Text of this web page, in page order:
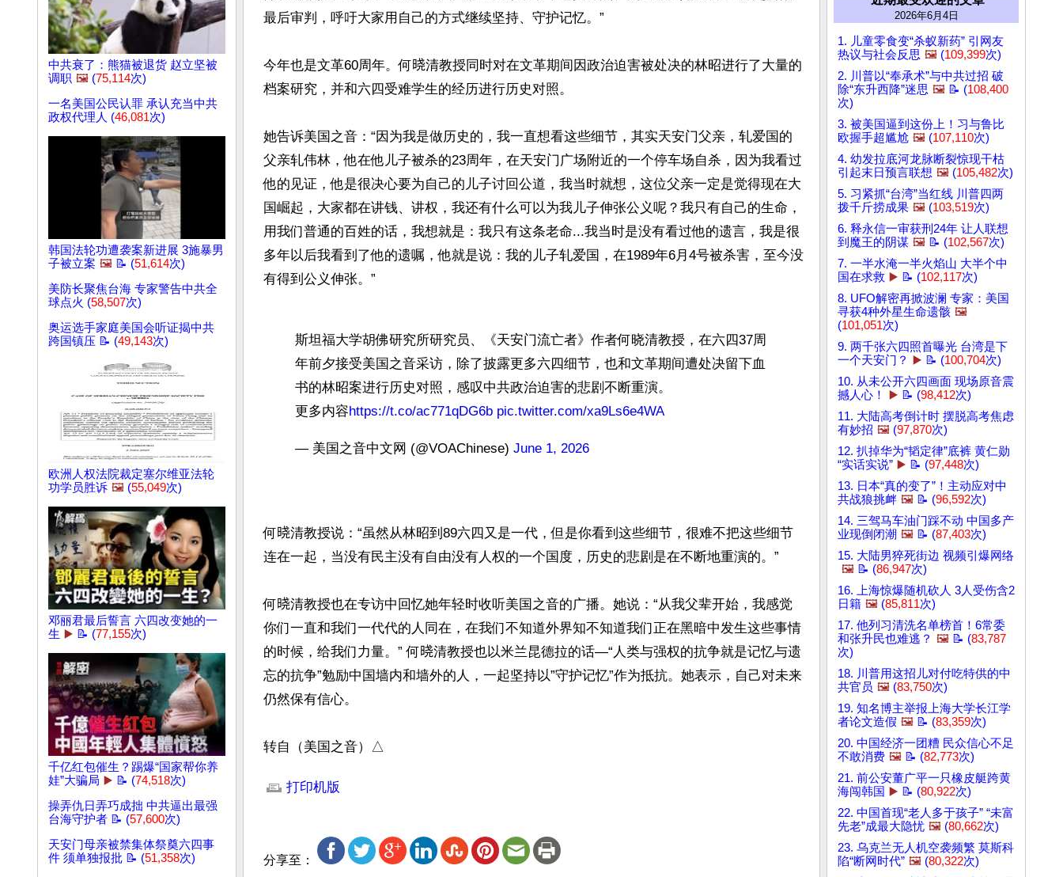
中共衰了：熊猫被退货 赵立坚被
调职 🖼️ (75,114次)
一名美国公民认罪 承认充当中共
政权代理人 (46,081次)
韩国法轮功遭袭案新进展 3施暴男
子被立案 🖼️ 📝 (51,614次)
美防长聚焦台海 专家警告中共全
球点火 (58,507次)
奥运选手家庭美国会听证揭中共
跨国镇压 📝 (49,143次)
欧洲人权法院裁定塞尔维亚法轮
功学员胜诉 🖼️ (55,049次)
邓丽君最后誓言 六四改变她的一
生 ▶️ 📝 (77,155次)
千亿红包催生？踢爆“国家帮你养
娃”大骗局 ▶️ 📝 (74,518次)
操弄仇日弄巧成拙 中共逼出最强
台海守护者 📝 (57,600次)
天安门母亲被禁集体祭奠六四事
件 须单独报批 📝 (51,358次)
最后审判，呼吁大家用自己的方式继续坚持、守护记忆。”
今年也是文革60周年。何𣇈清教授同时对在文革期间因政治迫害被处决的林昭进行了大量的
档案研究，并和六四受难学生的经历进行历史对照。
她告诉美国之音：“因为我是做历史的，我一直想看这些细节，其实天安门父亲，轧爱国的
父亲轧伟林，他在他儿子被杀的23周年，在天安门广场附近的一个停车场自杀，因为我看过
他的见证，他是很决心要为自己的儿子讨回公道，我当时就想，这位父亲一定是觉得现在大
国崛起，大家都在讲钱、讲权，我还有什么可以为我儿子伸张公义呢？我只有自己的生命，
用我们普通的百姓的话，我想就是：我只有这条老命...我当时是没有看过他的遗言，我是很
多年以后我看到了他的遗嘱，他就是说：我的儿子轧爱国，在1989年6月4号被杀害，至今没
有得到公义伸张。”
斯坦福大学胡佛研究所研究员、《天安门流亡者》作者何晓清教授，在六四37周
年前夕接受美国之音采访，除了披露更多六四细节，也和文革期间遭处决留下血
书的林昭案进行历史对照，感叹中共政治迫害的悲剧不断重演。
更多内容https://t.co/ac771qDG6b pic.twitter.com/xa9Ls6e4WA
— 美国之音中文网 (@VOAChinese) June 1, 2026
何𣇈清教授说：“虽然从林昭到89六四又是一代，但是你看到这些细节，很难不把这些细节
连在一起，当没有民主没有自由没有人权的一个国度，历史的悲剧是在不断地重演的。”
何𣇈清教授也在专访中回忆她年轻时收听美国之音的广播。她说：“从我父辈开始，我感觉
你们一直和我们一代代的人同在，在我们不知道外界知不知道我们正在黑暗中发生这些事情
的时候，给我们力量。” 何𣇈清教授也以米兰昆德拉的话—“人类与强权的抗争就是记忆与遗
忘的抗争”勉励中国墙内和墙外的人，一起坚持以”守护记忆”作为抵抗。她表示，自己对未来
仍然保有信心。
转自（美国之音）△
打印机版
分享至：
2026年6月4日
1. 儿童零食变“杀蚁新药” 引网友
热议与社会反思 🖼️ (109,399次)
2. 川普以“奉承术”与中共过招 破
除“东升西降”迷思 🖼️ 📝 (108,400
次)
3. 被美国逼到这份上！习与鲁比
欧握手超尴尬 🖼️ (107,110次)
4. 幼发拉底河龙脉断裂惊现干枯
引起末日预言联想 🖼️ (105,482次)
5. 习紧抓“台湾”当红线 川普四两
拨千斤捞成果 🖼️ (103,519次)
6. 释永信一审获刑24年 让人联想
到魔王的阴谋 🖼️ 📝 (102,567次)
7. 一半水淹一半火焰山 大半个中
国在求救 ▶️ 📝 (102,117次)
8. UFO解密再掀波澜 专家：美国
寻获4种外星生命遗骸 🖼️
(101,051次)
9. 两千张六四照首曝光 台湾是下
一个天安门？
▶️ 📝 (100,704次)
10. 从未公开六四画面 现场原音震
撼人心！
▶️ 📝 (98,412次)
11. 大陆高考倒计时 摆脱高考焦虑
有妙招 🖼️ (97,870次)
12. 扒掉华为“韬定律”底裤 黄仁勋
“实话实说” ▶️ 📝 (97,448次)
13. 日本“真的变了”！主动应对中
共战狼挑衅 🖼️ 📝 (96,592次)
14. 三驾马车油门踩不动 中国多产
业现倒闭潮 🖼️ 📝 (87,403次)
15. 大陆男猝死街边 视频引爆网络
🖼️ 📝 (86,947次)
16. 上海惊爆随机砍人 3人受伤含2
日籍 🖼️ (85,811次)
17. 他列习清洗名单榜首！6常委
和张升民也难逃？ 🖼️ 📝 (83,787
次)
18. 川普用这招儿对付吃特供的中
共官员 🖼️ (83,750次)
19. 知名博主举报上海大学长江学
者论文造假 🖼️ 📝 (83,359次)
20. 中国经济一团糟 民众信心不足
不敢消费 🖼️ 📝 (82,773次)
21. 前公安董广平一只橡皮艇跨黄
海闯韩国 ▶️ 📝 (80,922次)
22. 中国首现“老人多于孩子” “未富
先老”成最大隐忧 🖼️ (80,662次)
23. 乌克兰无人机空袭频繁 莫斯科
陷“断网时代” 🖼️ (80,322次)